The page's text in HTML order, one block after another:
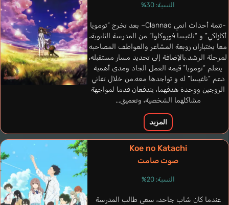
Dao Khoi
إنجليزي
Takahashi Shinya
النسبة: 30%
-تتمة أحداث انمي Clannad– بعد تخرج “تومويا
أكازاكي” و “ناغيسا فوروكاوا” من المدرسة الثانوية،
معا يختباران زوبعة المشاعر والعواطف المصاحبه
لمرحلة الرشد.بالإضافة إلى تحديد مسار مستقبله،
يتعلم “تومويا” قيمه العمل الجاد ومدى أهمية
دعم “ناغيسا” له و تواجدها معه.من خلال تفاني
الزوجين ووحدة هدفهما، يندفعان قدما لمواجهة
مشاكلهما الشخصية، وتعميق...
المزيد
Koe no Katachi
صوت صامت
النسبة: 20%
عندما كان شاب جاحد، سعى طالب المدرسة